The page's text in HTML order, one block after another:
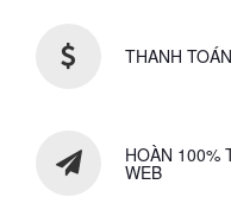
THANH
HOÀN 100%
WEB